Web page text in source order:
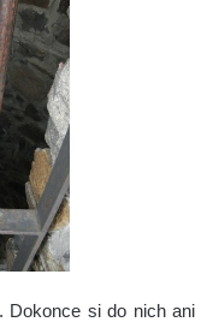
Dokonce si do nich ani